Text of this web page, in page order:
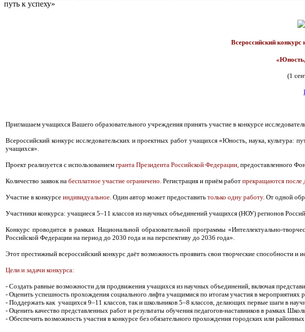
путь к успеху»
Всероссийский конкурс
«Юность,
(1
Приглашаем учащихся Вашего образовательного учреждения принять участие в конкурсе
Всероссийский конкурс исследовательских и проектных работ учащихся «Юность, наука, культура:
учащихся».
Проект реализуется с использованием гранта Президента Российской Федерации, предоставленного
Количество заявок на бесплатное участие ограничено. Регистрация и приём работ прекращаются после
Участие в конкурсе индивидуальное . Один автор может предоставить только одну работу. От одной
Участники конкурса: учащиеся 5–11 классов из научных объединений учащихся (НОУ) регионов
Конкурс проводится в рамках Национальной образовательной программы «Интеллектуально-
Российской Федерации на период до 2030 года и на перспективу до 2036 года».
Этот престижный всероссийский конкурс даёт возможность проявить свои творческие способности и
Цели и задачи конкурса:
- Создать равные возможности для продвижения учащихся из научных объединений, включая
- Оценить успешность прохождения социального лифта учащимися по итогам участия в мероприятиях
- Поддержать как учащихся 9–11 классов, так и школьников 5–8 классов, делающих первые шаги в
- Оценить качество представленных работ и результаты обучения педагогов-наставников в рамках
- Обеспечить возможность участия в конкурсе без обязательного прохождения городских или